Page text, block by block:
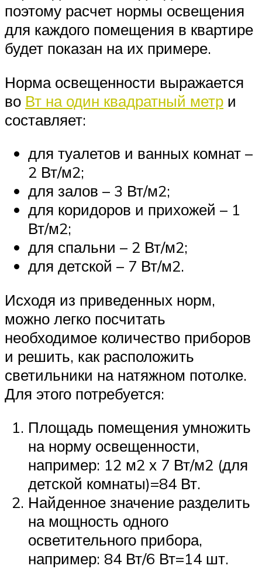
поэтому расчет нормы освещения
для каждого помещения в квартире
будет показан на их примере.
Норма освещенности выражается
во Вт на один квадратный метр и
составляет:
для туалетов и ванных комнат –
2 Вт/м2;
для залов – 3 Вт/м2;
для коридоров и прихожей – 1
Вт/м2;
для спальни – 2 Вт/м2;
для детской – 7 Вт/м2.
Исходя из приведенных норм,
можно легко посчитать
необходимое количество приборов
и решить, как расположить
светильники на натяжном потолке.
Для этого потребуется:
Площадь помещения умножить
на норму освещенности,
например: 12 м2 х 7 Вт/м2 (для
детской комнаты)=84 Вт.
Найденное значение разделить
на мощность одного
осветительного прибора,
например: 84 Вт/6 Вт=14 шт.